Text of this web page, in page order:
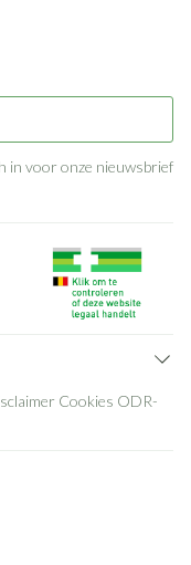
in voor onze nieuwsbrief
Cookies ODR-